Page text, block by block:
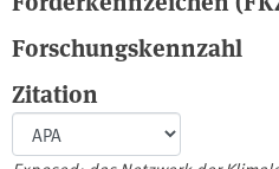
Forschungskennzahl
Zitation